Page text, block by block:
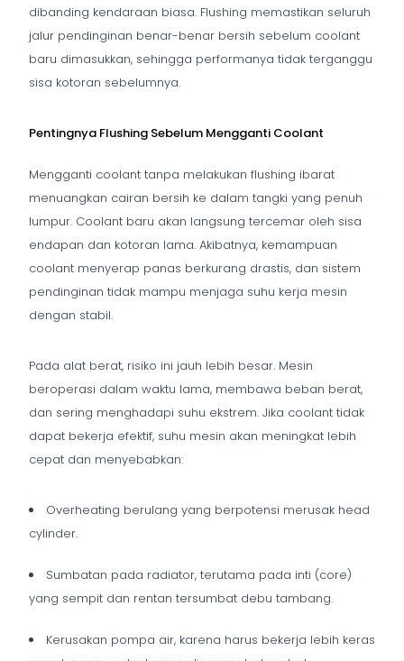
dibanding kendaraan biasa. Flushing memastikan seluruh
jalur pendinginan benar-benar bersih sebelum coolant
baru dimasukkan, sehingga performanya tidak terganggu
sisa kotoran sebelumnya.
Pentingnya Flushing Sebelum Mengganti Coolant
Mengganti coolant tanpa melakukan flushing ibarat
menuangkan cairan bersih ke dalam tangki yang penuh
lumpur. Coolant baru akan langsung tercemar oleh sisa
endapan dan kotoran lama. Akibatnya, kemampuan
coolant menyerap panas berkurang drastis, dan sistem
pendinginan tidak mampu menjaga suhu kerja mesin
dengan stabil.
Pada alat berat, risiko ini jauh lebih besar. Mesin
beroperasi dalam waktu lama, membawa beban berat,
dan sering menghadapi suhu ekstrem. Jika coolant tidak
dapat bekerja efektif, suhu mesin akan meningkat lebih
cepat dan menyebabkan:
Overheating berulang yang berpotensi merusak head
cylinder.
Sumbatan pada radiator, terutama pada inti (core)
yang sempit dan rentan tersumbat debu tambang.
Kerusakan pompa air, karena harus bekerja lebih keras